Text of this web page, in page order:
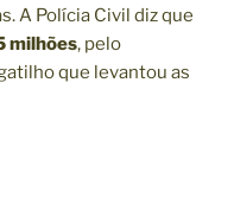
A Polícia Civil diz que
milhões, pelo
que levantou as